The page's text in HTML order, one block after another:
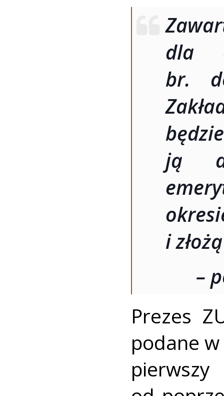
dla
br.
ją
i
–
Prezes
podane